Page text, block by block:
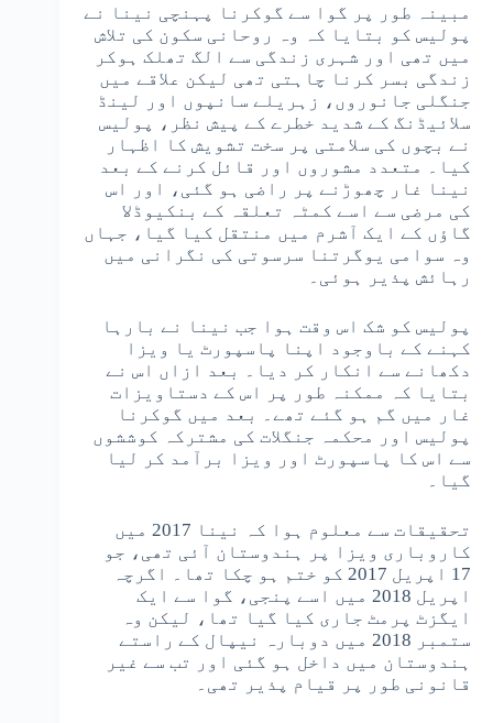
مبینہ طور پر گوا سے گوکرنا پہنچی نینا نے
پولیس کو بتایا کہ وہ روحانی سکون کی تلاش
میں تھی اور شہری زندگی سے الگ تھلک ہوکر
زندگی بسر کرنا چاہتی تھی لیکن علاقے میں
جنگلی جانوروں، زہریلے سانپوں اور لینڈ
سلائیڈنگ کے شدید خطرے کے پیش نظر، پولیس
نے بچوں کی سلامتی پر سخت تشویش کا اظہار
کیا۔ متعدد مشوروں اور قائل کرنے کے بعد
نینا غار چھوڑنے پر راضی ہو گئی، اور اس
کی مرضی سے اسے کمٹہ تعلقہ کے بنکیوڈلا
گاؤں کے ایک آشرم میں منتقل کیا گیا، جہاں
وہ سوامی یوگرتنا سرسوتی کی نگرانی میں
رہائش پذیر ہوئی۔
پولیس کو شک اس وقت ہوا جب نینا نے بارہا
کہنے کے باوجود اپنا پاسپورٹ یا ویزا
دکھانے سے انکار کر دیا۔ بعد ازاں اس نے
بتایا کہ ممکنہ طور پر اس کے دستاویزات
غار میں گم ہو گئے تھے۔ بعد میں گوکرنا
پولیس اور محکمہ جنگلات کی مشترکہ کوششوں
سے اس کا پاسپورٹ اور ویزا برآمد کر لیا
گیا۔
تحقیقات سے معلوم ہوا کہ نینا 2017 میں
کاروباری ویزا پر ہندوستان آئی تھی، جو
17 اپریل 2017 کو ختم ہو چکا تھا۔ اگرچہ
اپریل 2018 میں اسے پنجی، گوا سے ایک
ایگزٹ پرمٹ جاری کیا گیا تھا، لیکن وہ
ستمبر 2018 میں دوبارہ نیپال کے راستے
ہندوستان میں داخل ہو گئی اور تب سے غیر
قانونی طور پر قیام پذیر تھی۔